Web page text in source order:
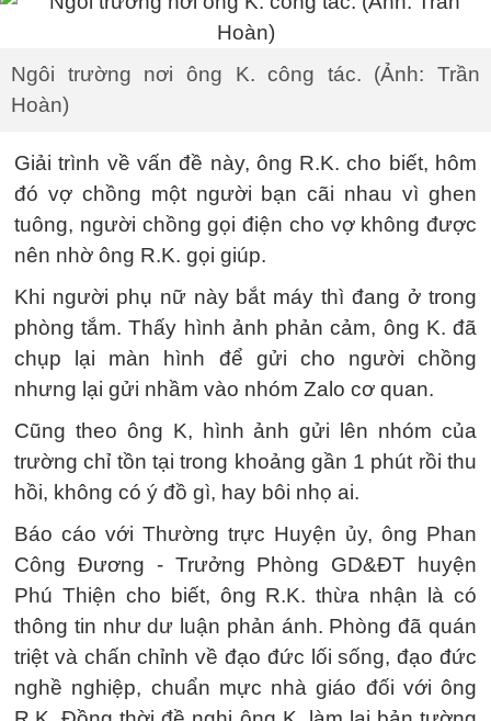
Ngôi trường nơi ông K. công tác. (Ảnh: Trần
Hoàn)
Giải trình về vấn đề này, ông R.K. cho biết, hôm
đó vợ chồng một người bạn cãi nhau vì ghen
tuông, người chồng gọi điện cho vợ không được
nên nhờ ông R.K. gọi giúp.
Khi người phụ nữ này bắt máy thì đang ở trong
phòng tắm. Thấy hình ảnh phản cảm, ông K. đã
chụp lại màn hình để gửi cho người chồng
nhưng lại gửi nhầm vào nhóm Zalo cơ quan.
Cũng theo ông K, hình ảnh gửi lên nhóm của
trường chỉ tồn tại trong khoảng gần 1 phút rồi thu
hồi, không có ý đồ gì, hay bôi nhọ ai.
Báo cáo với Thường trực Huyện ủy, ông Phan
Công Đương - Trưởng Phòng GD&ĐT huyện
Phú Thiện cho biết, ông R.K. thừa nhận là có
thông tin như dư luận phản ánh. Phòng đã quán
triệt và chấn chỉnh về đạo đức lối sống, đạo đức
nghề nghiệp, chuẩn mực nhà giáo đối với ông